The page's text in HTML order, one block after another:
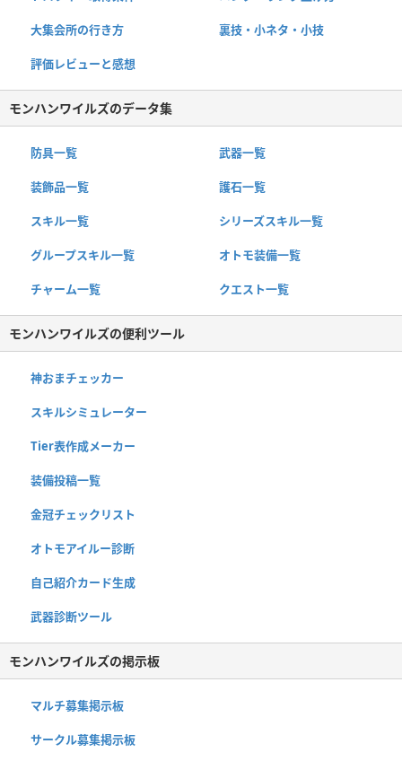
大集会所の行き方 裏技・小ネタ・小技
評価レビューと感想
モンハンワイルズのデータ集
防具一覧 武器一覧
装飾品一覧 護石一覧
スキル一覧 シリーズスキル一覧
グループスキル一覧 オトモ装備一覧
チャーム一覧 クエスト一覧
モンハンワイルズの便利ツール
神おまチェッカー
スキルシミュレーター
Tier表作成メーカー
装備投稿一覧
金冠チェックリスト
オトモアイルー診断
自己紹介カード生成
武器診断ツール
モンハンワイルズの掲示板
マルチ募集掲示板
サークル募集掲示板